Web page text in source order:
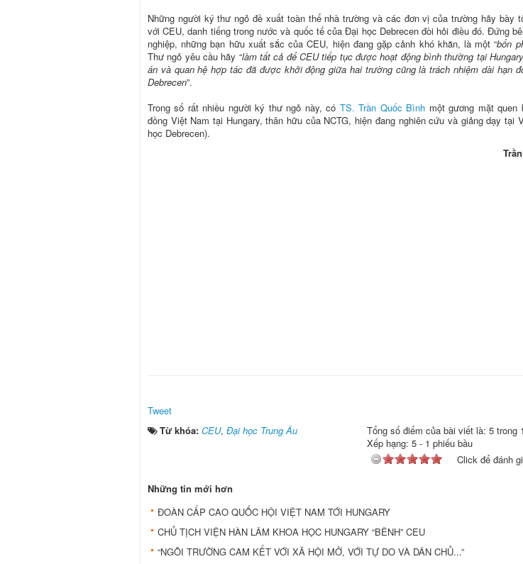
Những người ký thư ngỏ đề xuất toàn thể nhà trường và các đơn vị của trường hãy bày
với CEU, danh tiếng trong nước và quốc tế của Đại học Debrecen đòi hỏi điều đó. Đứng
nghiệp, những bạn hữu xuất sắc của CEU, hiện đang gặp cảnh khó khăn, là một “bổn
Thư ngỏ yêu cầu hãy “làm tất cả để CEU tiếp tục được hoạt động bình thường tại
án và quan hệ hợp tác đã được khởi động giữa hai trường cũng là trách nhiệm dài hạn
Debrecen”.
Trong số rất nhiều người ký thư ngỏ này, có TS. Trần Quốc Bình một gương mặt quen
đồng Việt Nam tại Hungary, thân hữu của NCTG, hiện đang nghiên cứu và giảng dạy tại
học Debrecen).
Tweet
Từ khóa: CEU, Đại học Trung Âu
Tổng số điểm của bài viết là: 5 trong
Xếp hạng: 5- 1 phiếu bầu
Click để đánh
Những tin mới hơn
ĐOÀN CẤP CAO QUỐC HỘI VIỆT NAM TỚI HUNGARY
CHỦ TỊCH VIỆN HÀN LÂM KHOA HỌC HUNGARY “BÊNH” CEU
“NGÔI TRƯỜNG CAM KẾT VỚI XÃ HỘI MỞ, VỚI TỰ DO VÀ DÂN CHỦ...”